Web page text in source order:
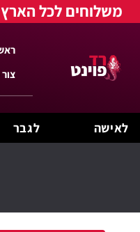
משלוחים לכל
לאישה לגבר